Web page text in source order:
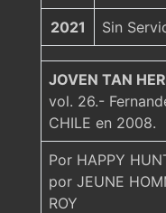
2021 Sin
JOVEN TAN
vol. 26.-
CHILE en 2008.
Por HAPPY
por JEUNE
ROY